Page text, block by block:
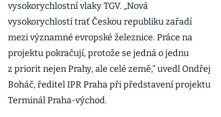
vysokorychlostní vlaky TGV. „Nová
vysokorychlostí trať Českou republiku zařadí
mezi významné evropské železnice. Práce na
projektu pokračují, protože se jedná o jednu
z priorit nejen Prahy, ale celé země,“ uvedl Ondřej
Boháč, ředitel IPR Praha při představení projektu
Terminál Praha-východ.